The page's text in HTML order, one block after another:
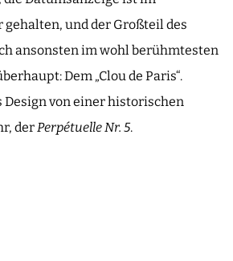
und der Großteil des
ansonsten im wohl berühmtesten
Dem „Clou de Paris“.
von einer historischen
derPerpétuelle Nr. 5.